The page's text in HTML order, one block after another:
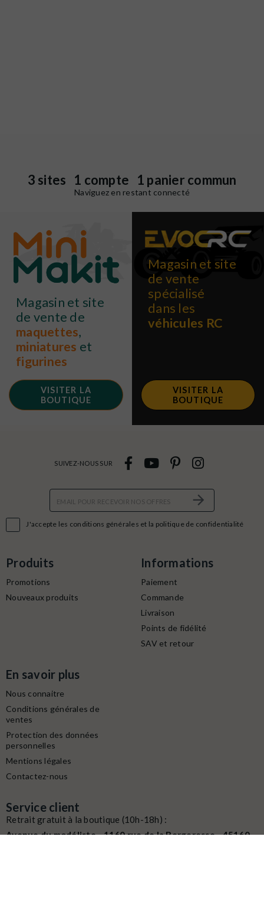
3 sites 1 compte 1 panier commun
Naviguez en restant connecté
Magasin et site
de vente de
maquettes,
miniatures et
figurines
VISITER LA
BOUTIQUE
Magasin et site
de vente
spécialisé
dans les
véhicules RC
VISITER LA
BOUTIQUE
J'accepte les conditions générales et la politique de confidentialité
SUIVEZ-NOUS SUR
Produits
Promotions
Nouveaux produits
Informations
Paiement
Commande
Livraison
Points de fidélité
SAV et retour
En savoir plus
Nous connaitre
Conditions générales de
ventes
Protection des données
personnelles
Mentions légales
Contactez-nous
Service client
Retrait gratuit à la boutique (10h-18h) :
Avenue du modéliste - 1160 rue de la Bergeresse - 45160